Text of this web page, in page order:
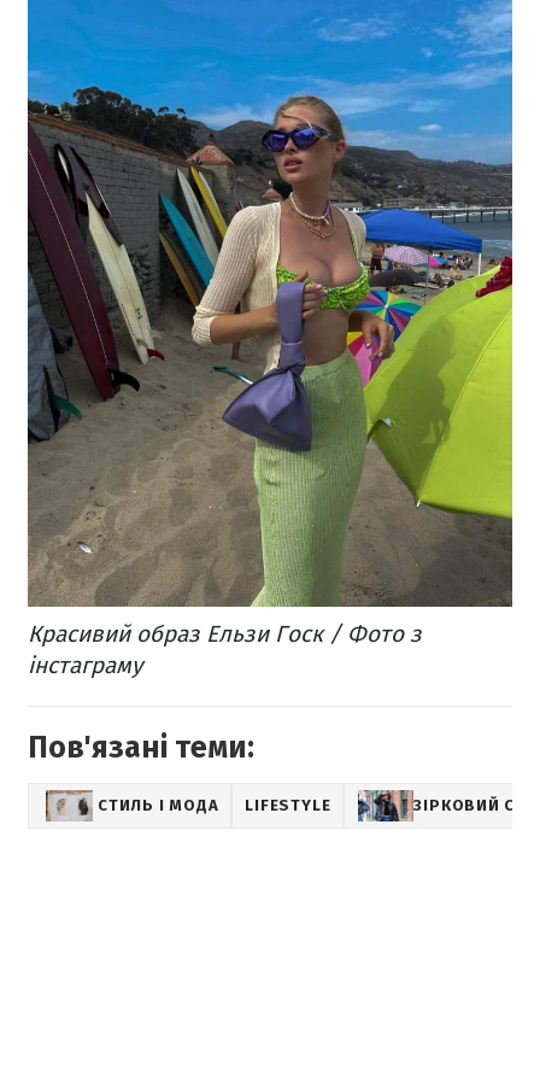
Красивий образ Ельзи Госк / Фото з
інстаграму
Пов'язані теми:
СТИЛЬ І МОДА LIFESTYLE ЗІРКОВИЙ